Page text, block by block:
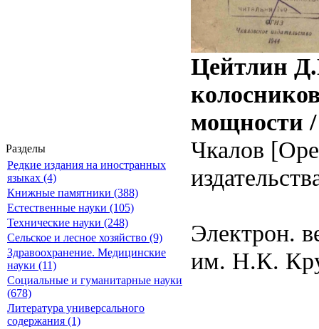
Разделы
Редкие издания на иностранных
языках (4)
Книжные памятники (388)
Естественные науки (105)
Технические науки (248)
Сельское и лесное хозяйство (9)
Здравоохранение. Медицинские
науки (11)
Социальные и гуманитарные науки
(678)
Литература универсального
содержания (1)
Цейтлин
мощности
Чкалов
Электрон.
им. Н.К.